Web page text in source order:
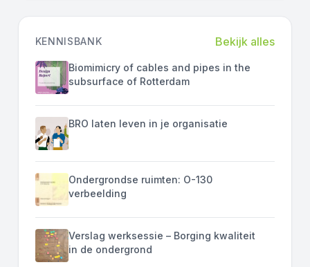
KENNISBANK Bekijk alles
Biomimicry of cables and pipes in the
subsurface of Rotterdam
BRO laten leven in je organisatie
Ondergrondse ruimten: O-130
verbeelding
Verslag werksessie – Borging kwaliteit
in de ondergrond